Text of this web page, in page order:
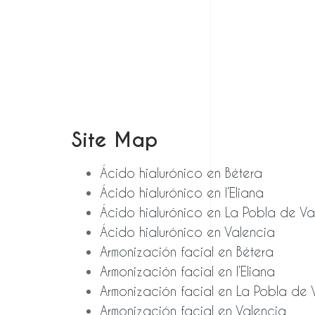
Site Map
Ácido hialurónico en Bétera
Ácido hialurónico en l’Eliana
Ácido hialurónico en La Pobla de
Ácido hialurónico en Valencia
Armonización facial en Bétera
Armonización facial en l’Eliana
Armonización facial en La Pobla de
Armonización facial en Valencia